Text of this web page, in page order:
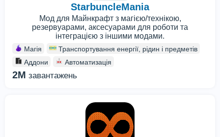
StarbuncleMania
Мод для Майнкрафт з магією/технікою,
резервуарами, аксесуарами для роботи та
інтеграцією з іншими модами.
Магія
Транспортування енергії, рідин і предметів
Аддони
Автоматизація
2M завантажень